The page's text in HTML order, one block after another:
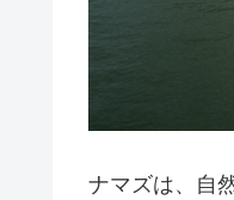
ナマズは、自